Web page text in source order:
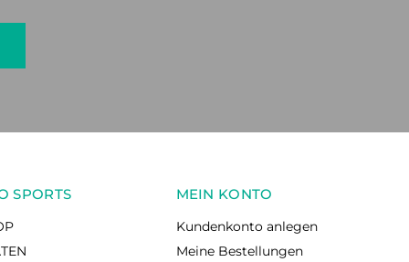
SPORTS MEIN KONTO
Kundenkonto anlegen
Meine Bestellungen